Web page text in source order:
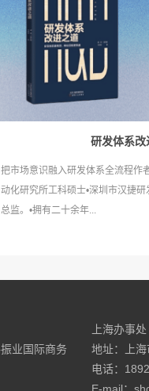
研发体系改
把市场意识融入研发体系全流程作
动化研究所工科硕士•深圳市汉捷
总监。•拥有二十余年...
业国际商务
上海办事处
地址：上
电话：